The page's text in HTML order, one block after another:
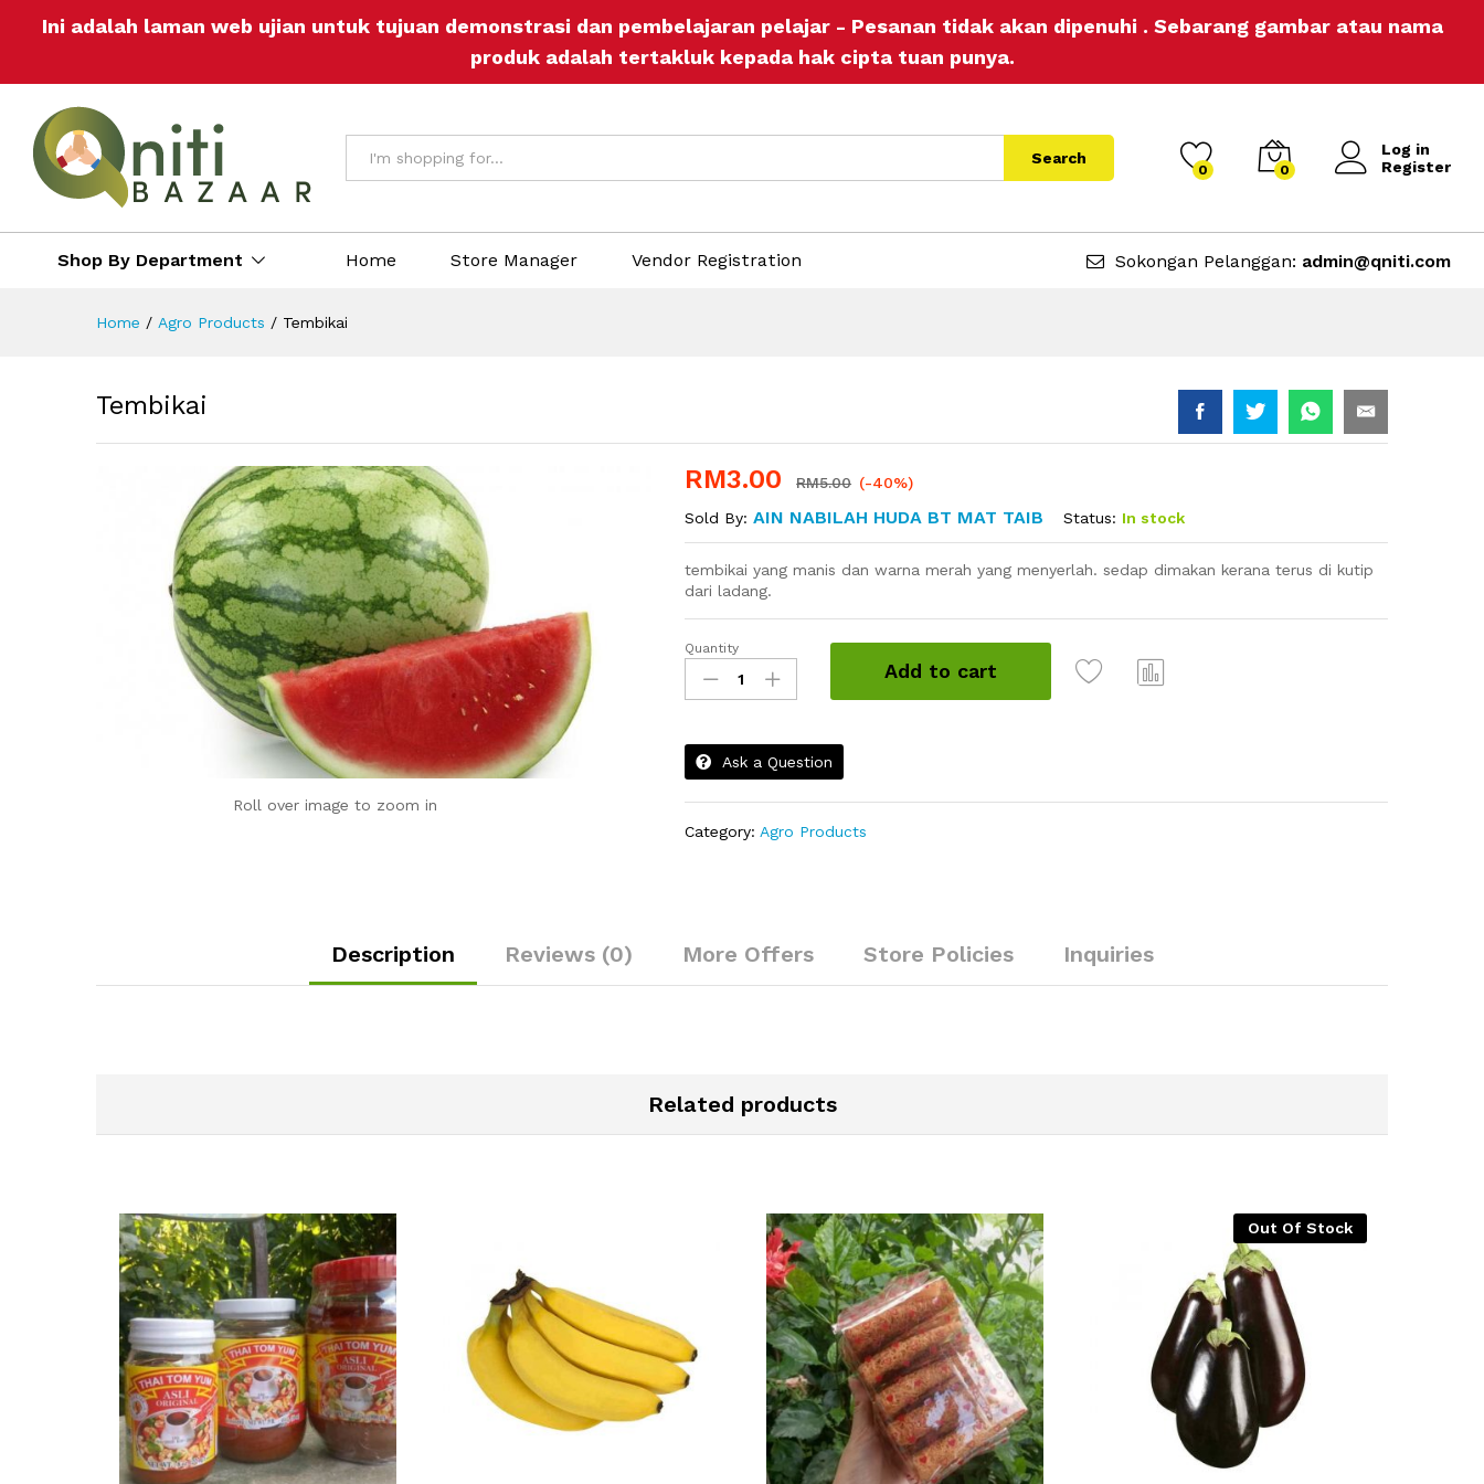
Ini adalah laman web ujian untuk tujuan demonstrasi dan pembelajaran pelajar - Pesanan tidak akan dipenuhi . Sebarang gambar atau nama
produk adalah tertakluk kepada hak cipta tuan punya.
Search
0 0
Log in
Register
Shop By Department Home Store Manager Vendor Registration Sokongan Pelanggan: admin@qniti.com
Home / Agro Products / Tembikai
Tembikai
Roll over image to zoom in
RM3.00 RM5.00 (-40%)
Sold By:AIN NABILAH HUDA BT MAT TAIB Status: In stock
tembikai yang manis dan warna merah yang menyerlah. sedap dimakan kerana terus di kutip
dari ladang.
Tembikai
quantity
Quantity
Add to cart
Ask a Question
Category: Agro Products
Description Reviews (0) More Offers Store Policies Inquiries
Related products
Out Of Stock
Description Reviews (0) More Offers Store Policies Inquiries RM5.00
Add to Cart